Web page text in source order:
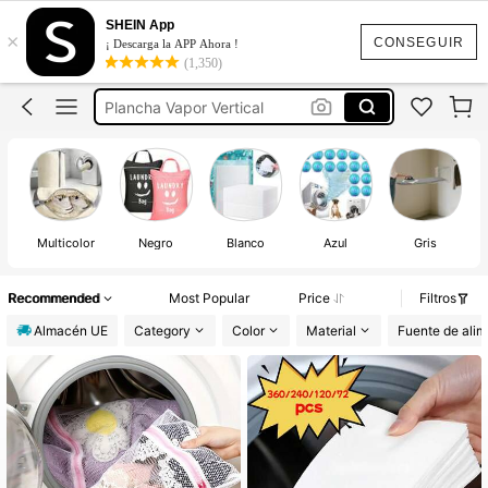
CONSEGUIR
×
SHEIN App
¡ Descarga la APP Ahora !
(1,350)
Toallitas Lavadora Atrapa Colores
Tabla De Planchar
Plancha Vapor Vertical
Multicolor Negro Blanco Azul Gris
Recommended Most Popular Price
Filtros
Almacén UE
Category Color Material Fuente de